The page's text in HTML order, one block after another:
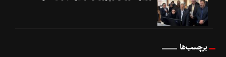
برچسب‌ها